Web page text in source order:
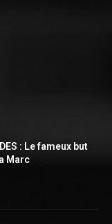
: Le fameux but
Marc